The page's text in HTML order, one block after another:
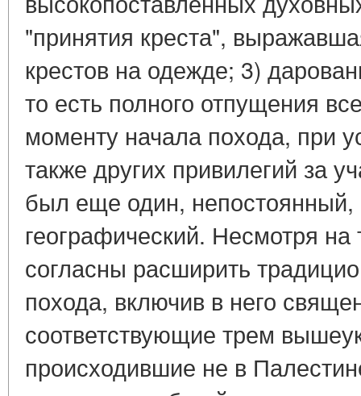
"принятия креста",
крестов на одежде; 3)
то есть полного отпущения
моменту начала похода, при
также других привилегий за
был еще один, непостоянный,
географический. Несмотря
согласны расширить
похода, включив в него
соответствующие трем
происходившие не в